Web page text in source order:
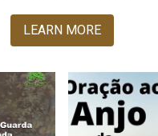
LEARN MORE